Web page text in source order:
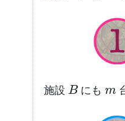
施設
B
にも